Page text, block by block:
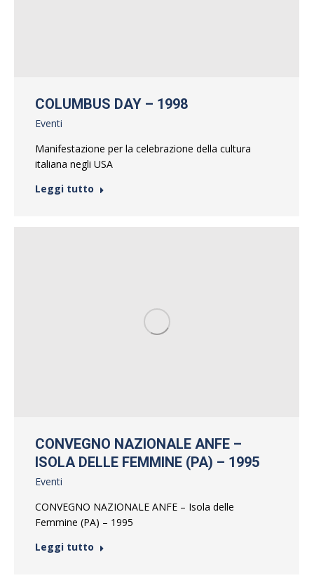
COLUMBUS DAY – 1998
Eventi
Manifestazione per la celebrazione della cultura
italiana negli USA
Leggi tutto
CONVEGNO NAZIONALE ANFE –
ISOLA DELLE FEMMINE (PA) – 1995
Eventi
CONVEGNO NAZIONALE ANFE – Isola delle
Femmine (PA) – 1995
Leggi tutto